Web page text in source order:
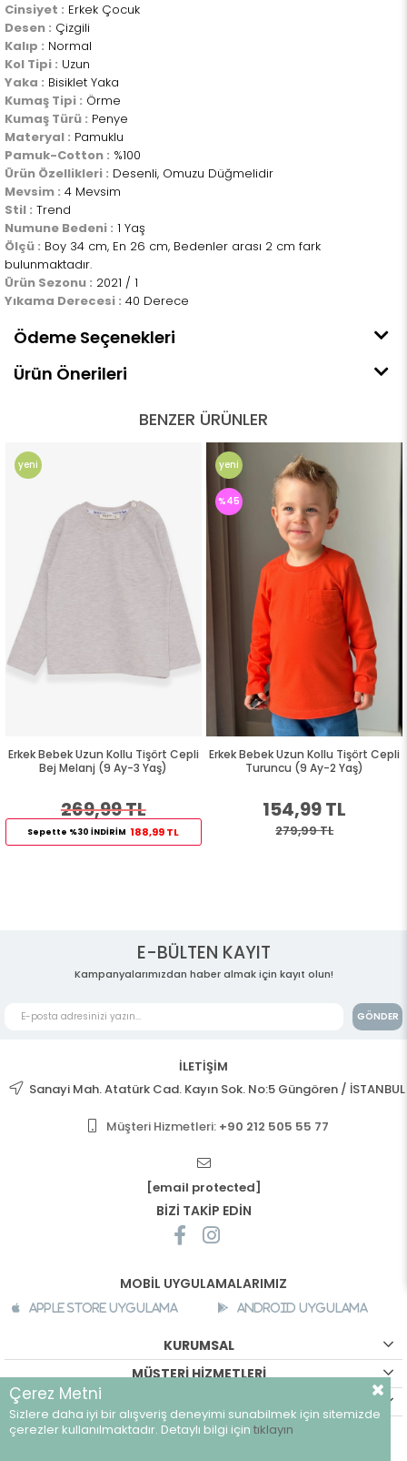
Cinsiyet : Erkek Çocuk
Desen : Çizgili
Kalıp : Normal
Kol Tipi : Uzun
Yaka : Bisiklet Yaka
Kumaş Tipi : Örme
Kumaş Türü : Penye
Materyal : Pamuklu
Pamuk-Cotton : %100
Ürün Özellikleri : Desenli, Omuzu Düğmelidir
Mevsim : 4 Mevsim
Stil : Trend
Numune Bedeni : 1 Yaş
Ölçü : Boy 34 cm, En 26 cm, Bedenler arası 2 cm fark
bulunmaktadır.
Ürün Sezonu : 2021 / 1
Yıkama Derecesi : 40 Derece
Ödeme Seçenekleri
Ürün Önerileri
BENZER ÜRÜNLER
Erkek Bebek Uzun Kollu Tişört Cepli
Bej Melanj (9 Ay-3 Yaş)
269,99 TL
Sepette %30 İNDİRİM 188,99 TL
yeni
Erkek Bebek Uzun Kollu Tişört Cepli
Turuncu (9 Ay-2 Yaş)
154,99 TL
279,99 TL
%45
yeni
ürün
E-BÜLTEN KAYIT
Kampanyalarımızdan haber almak için kayıt olun!
GÖNDER
İLETİŞİM
Sanayi Mah. Atatürk Cad. Kayın Sok. No:5 Güngören / İSTANBUL
Müşteri Hizmetleri: +90 212 505 55 77
[email protected]
BİZİ TAKİP EDİN
MOBİL UYGULAMALARIMIZ
Apple Store Uygulama Android Uygulama
KURUMSAL
MÜŞTERİ HİZMETLERİ
©breeze.com.tr - Tüm hakları saklıdır.
Çerez Metni
Sizlere daha iyi bir alışveriş deneyimi sunabilmek için sitemizde
çerezler kullanılmaktadır. Detaylı bilgi için tıklayın